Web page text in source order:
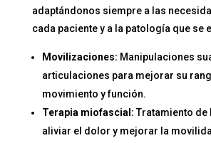
adaptándonos siempre a las
cada paciente y a la patología que se
Movilizaciones: Manipulaciones
articulaciones para mejorar su
movimiento y función.
Terapia miofascial:Tratamiento de
aliviar el dolor y mejorar la